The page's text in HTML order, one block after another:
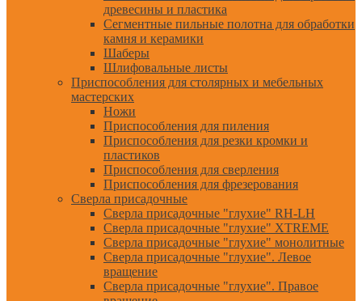
древесины и пластика
Сегментные пильные полотна для обработки
камня и керамики
Шаберы
Шлифовальные листы
Приспособления для столярных и мебельных
мастерских
Ножи
Приспособления для пиления
Приспособления для резки кромки и
пластиков
Приспособления для сверления
Приспособления для фрезерования
Сверла присадочные
Сверла присадочные "глухие" RH-LH
Сверла присадочные "глухие" XTREME
Сверла присадочные "глухие" монолитные
Сверла присадочные "глухие". Левое
вращение
Сверла присадочные "глухие". Правое